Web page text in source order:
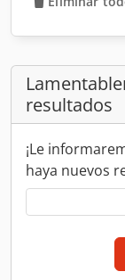
resultados
¡Le
haya nuevos